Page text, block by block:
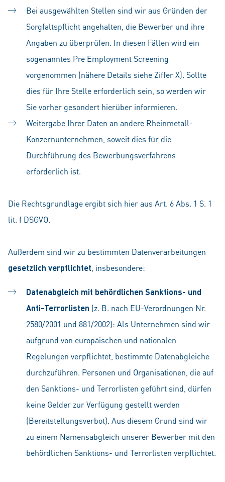
Bei ausgewählten Stellen sind wir aus Gründen der
Sorgfaltspflicht angehalten, die Bewerber und ihre
Angaben zu überprüfen. In diesen Fällen wird ein
sogenanntes Pre Employment Screening
vorgenommen (nähere Details siehe Ziffer X). Sollte
dies für Ihre Stelle erforderlich sein, so werden wir
Sie vorher gesondert hierüber informieren.
Weitergabe Ihrer Daten an andere Rheinmetall-
Konzernunternehmen, soweit dies für die
Durchführung des Bewerbungsverfahrens
erforderlich ist.
Die Rechtsgrundlage ergibt sich hier aus Art. 6 Abs. 1 S. 1
lit. f DSGVO.
Außerdem sind wir zu bestimmten Datenverarbeitungen
gesetzlich verpflichtet , insbesondere:
Datenabgleich mit behördlichen Sanktions- und
Anti-Terrorlisten (z. B. nach EU-Verordnungen Nr.
2580/2001 und 881/2002): Als Unternehmen sind wir
aufgrund von europäischen und nationalen
Regelungen verpflichtet, bestimmte Datenabgleiche
durchzuführen. Personen und Organisationen, die auf
den Sanktions- und Terrorlisten geführt sind, dürfen
keine Gelder zur Verfügung gestellt werden
(Bereitstellungsverbot). Aus diesem Grund sind wir
zu einem Namensabgleich unserer Bewerber mit den
behördlichen Sanktions- und Terrorlisten verpflichtet.